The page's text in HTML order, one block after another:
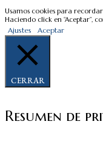
Usamos cookies para
Haciendo click en “Aceptar”,
Ajustes Aceptar
CERRAR
Resumen de